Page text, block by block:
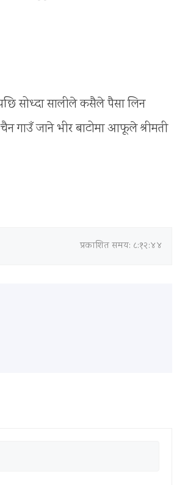
सोध्दा सालीले कसैले पैसा लिन
गाउँ जाने भीर बाटोमा आफूले श्रीमती
प्रकाशित समय: ८:१२:४४